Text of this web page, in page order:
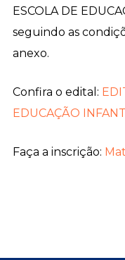
ESCOLA DE
seguindo as
anexo.
Confira o edital:
EDUCAÇÃO
Faça a inscrição: